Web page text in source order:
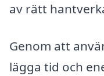
av rätt
Genom att
lägga tid och